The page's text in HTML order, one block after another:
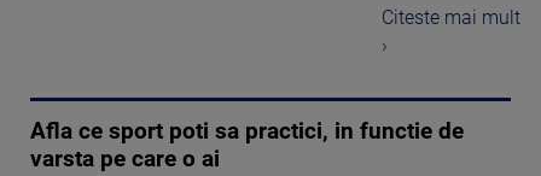
Citeste mai mult
›
Afla ce sport poti sa practici, in functie de
varsta pe care o ai